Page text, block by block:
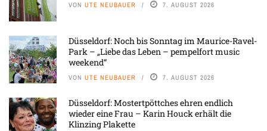
VON UTE NEUBAUER 7. AUGUST 2026
Düsseldorf: Noch bis Sonntag im Maurice-Ravel-
Park – „Liebe das Leben – pempelfort music
weekend“
VON UTE NEUBAUER 7. AUGUST 2026
Düsseldorf: Mostertpöttches ehren endlich
wieder eine Frau – Karin Houck erhält die
Klinzing Plakette